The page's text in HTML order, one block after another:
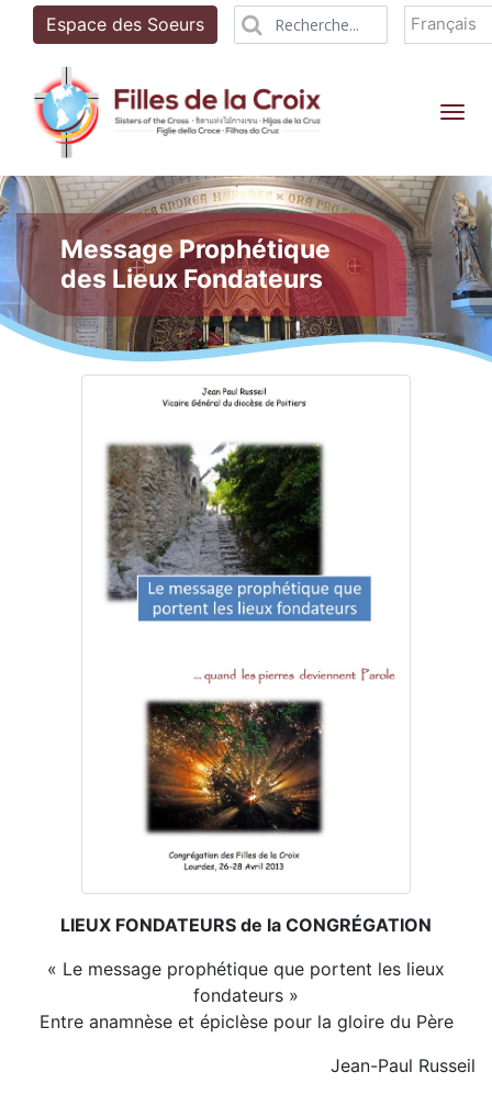
Espace des Soeurs Français
Message Prophétique
des Lieux Fondateurs
LIEUX FONDATEURS de la CONGRÉGATION
« Le message prophétique que portent les lieux
fondateurs »
Entre anamnèse et épiclèse pour la gloire du Père
Jean-Paul Russeil